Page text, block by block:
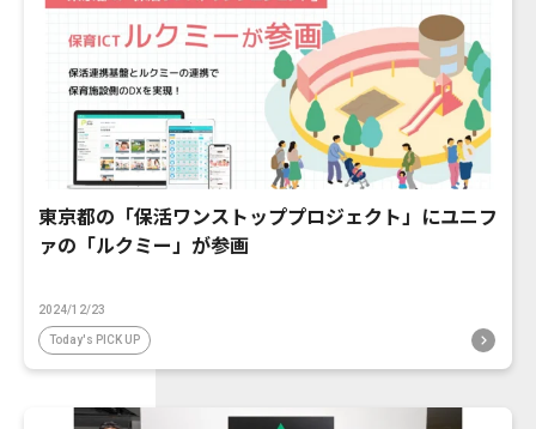
東京都の「保活ワンストッププロジェクト」にユニフ
ァの「ルクミー」が参画
2024/12/23
Today's PICK UP